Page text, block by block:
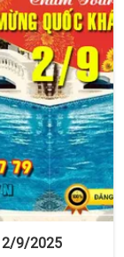
2/9/2025